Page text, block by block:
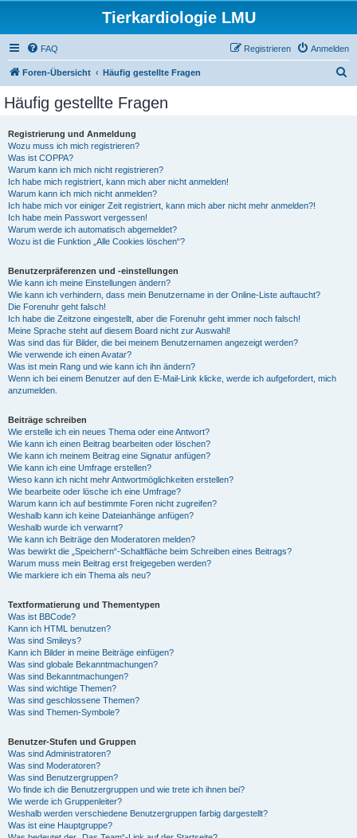
Tierkardiologie LMU
FAQ Anmelden
Registrieren
Foren-Übersicht Häufig gestellte Fragen
Häufig gestellte Fragen
Registrierung und Anmeldung
Wozu muss ich mich registrieren?
Was ist COPPA?
Warum kann ich mich nicht registrieren?
Ich habe mich registriert, kann mich aber nicht anmelden!
Warum kann ich mich nicht anmelden?
Ich habe mich vor einiger Zeit registriert, kann mich aber nicht mehr anmelden?!
Ich habe mein Passwort vergessen!
Warum werde ich automatisch abgemeldet?
Wozu ist die Funktion „Alle Cookies löschen“?
Benutzerpräferenzen und -einstellungen
Wie kann ich meine Einstellungen ändern?
Wie kann ich verhindern, dass mein Benutzername in der Online-Liste auftaucht?
Die Forenuhr geht falsch!
Ich habe die Zeitzone eingestellt, aber die Forenuhr geht immer noch falsch!
Meine Sprache steht auf diesem Board nicht zur Auswahl!
Was sind das für Bilder, die bei meinem Benutzernamen angezeigt werden?
Wie verwende ich einen Avatar?
Was ist mein Rang und wie kann ich ihn ändern?
Wenn ich bei einem Benutzer auf den E-Mail-Link klicke, werde ich aufgefordert, mich
anzumelden.
Beiträge schreiben
Wie erstelle ich ein neues Thema oder eine Antwort?
Wie kann ich einen Beitrag bearbeiten oder löschen?
Wie kann ich meinem Beitrag eine Signatur anfügen?
Wie kann ich eine Umfrage erstellen?
Wieso kann ich nicht mehr Antwortmöglichkeiten erstellen?
Wie bearbeite oder lösche ich eine Umfrage?
Warum kann ich auf bestimmte Foren nicht zugreifen?
Weshalb kann ich keine Dateianhänge anfügen?
Weshalb wurde ich verwarnt?
Wie kann ich Beiträge den Moderatoren melden?
Was bewirkt die „Speichern“-Schaltfläche beim Schreiben eines Beitrags?
Warum muss mein Beitrag erst freigegeben werden?
Wie markiere ich ein Thema als neu?
Textformatierung und Thementypen
Was ist BBCode?
Kann ich HTML benutzen?
Was sind Smileys?
Kann ich Bilder in meine Beiträge einfügen?
Was sind globale Bekanntmachungen?
Was sind Bekanntmachungen?
Was sind wichtige Themen?
Was sind geschlossene Themen?
Was sind Themen-Symbole?
Benutzer-Stufen und Gruppen
Was sind Administratoren?
Was sind Moderatoren?
Was sind Benutzergruppen?
Wo finde ich die Benutzergruppen und wie trete ich ihnen bei?
Wie werde ich Gruppenleiter?
Weshalb werden verschiedene Benutzergruppen farbig dargestellt?
Was ist eine Hauptgruppe?